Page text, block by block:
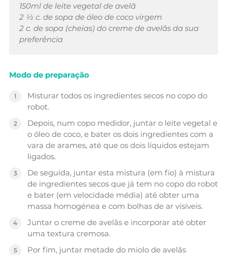
150ml de leite vegetal de avelã
2 ½ c. de sopa de óleo de coco virgem
2 c. de sopa (cheias) do creme de avelãs da sua
preferência
Modo de preparação
Misturar todos os ingredientes secos no copo do
robot.
Depois, num copo medidor, juntar o leite vegetal e
o óleo de coco, e bater os dois ingredientes com a
vara de arames, até que os dois líquidos estejam
ligados.
De seguida, juntar esta mistura (em fio) à mistura
de ingredientes secos que já tem no copo do robot
e bater (em velocidade média) até obter uma
massa homogénea e com bolhas de ar visíveis.
Juntar o creme de avelãs e incorporar até obter
uma textura cremosa.
Por fim, juntar metade do miolo de avelãs